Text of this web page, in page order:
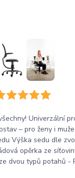
Univerzální
– pro ženy i
Výška sedu dle
opěrka ze
dvou typů potahů -